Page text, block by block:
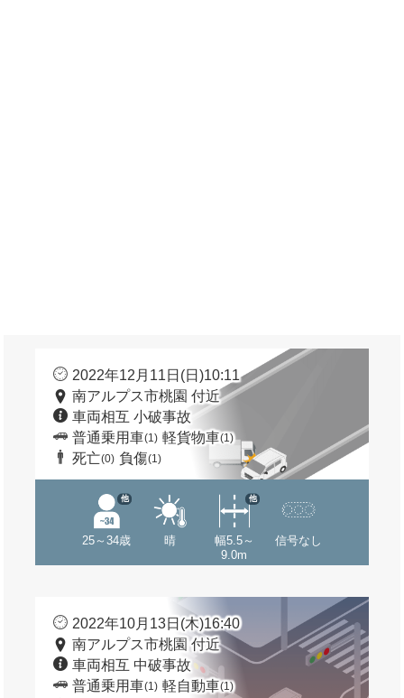
2022年12月11日(日)10:11
南アルプス市桃園 付近
車両相互 小破事故
普通乗用車(1) 軽貨物車(1)
死亡(0) 負傷(1)
25～34歳
他
晴
幅5.5～
9.0m
他
信号なし
2022年10月13日(木)16:40
南アルプス市桃園 付近
車両相互 中破事故
普通乗用車(1) 軽自動車(1)